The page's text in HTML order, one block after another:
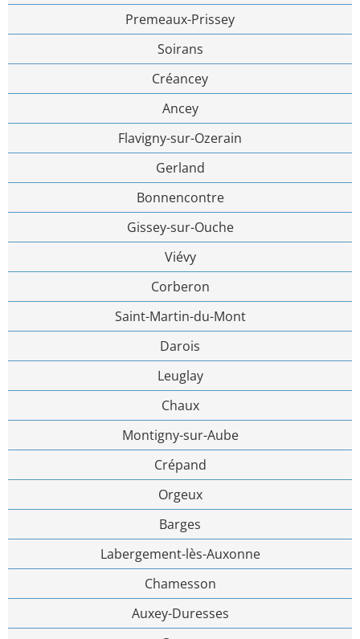
Premeaux-Prissey
Soirans
Créancey
Ancey
Flavigny-sur-Ozerain
Gerland
Bonnencontre
Gissey-sur-Ouche
Viévy
Corberon
Saint-Martin-du-Mont
Darois
Leuglay
Chaux
Montigny-sur-Aube
Crépand
Orgeux
Barges
Labergement-lès-Auxonne
Chamesson
Auxey-Duresses